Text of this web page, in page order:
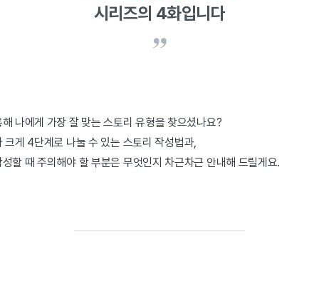
시리즈의 4화입니다
나에게 가장 잘 맞는 스토리 유형을 찾으셨나요?
크게 4단계로 나눌 수 있는 스토리 작성법과,
할 때 주의해야 할 부분은 무엇인지 차근차근 안내해 드릴게요.